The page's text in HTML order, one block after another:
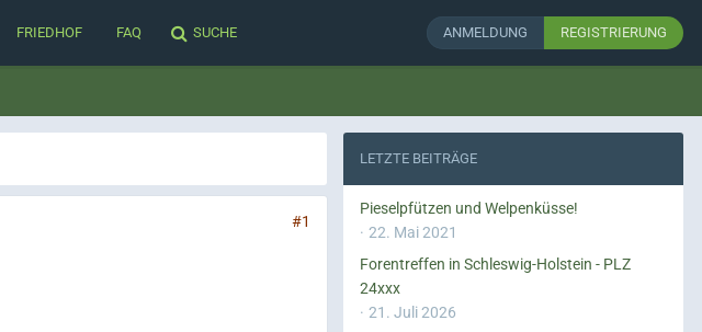
FRIEDHOF FAQ SUCHE ANMELDUNG REGISTRIERUNG
#1
LETZTE BEITRÄGE
Pieselpfützen und Welpenküsse!
22. Mai 2021
Forentreffen in Schleswig-Holstein - PLZ
24xxx
21. Juli 2026